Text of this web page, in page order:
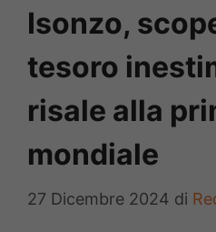
Isonzo,
tesoro
risale alla
mondiale
27 Dicembre 2024 di